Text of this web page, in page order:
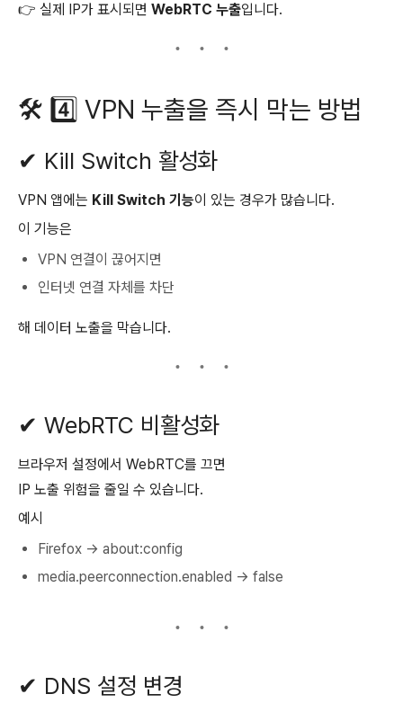
👉 실제 IP가 표시되면 WebRTC 누출입니다.
🛠 4️⃣ VPN 누출을 즉시 막는 방법
✔ Kill Switch 활성화
VPN 앱에는 Kill Switch 기능이 있는 경우가 많습니다.
이 기능은
VPN 연결이 끊어지면
인터넷 연결 자체를 차단
해 데이터 노출을 막습니다.
✔ WebRTC 비활성화
브라우저 설정에서 WebRTC를 끄면
IP 노출 위험을 줄일 수 있습니다.
예시
Firefox → about:config
media.peerconnection.enabled → false
✔ DNS 설정 변경